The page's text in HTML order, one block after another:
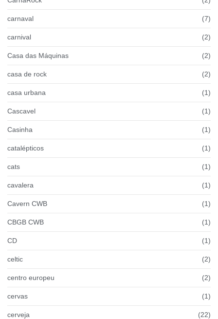
carnaval (7)
carnival (2)
Casa das Máquinas (2)
casa de rock (2)
casa urbana (1)
Cascavel (1)
Casinha (1)
catalépticos (1)
cats (1)
cavalera (1)
Cavern CWB (1)
CBGB CWB (1)
CD (1)
celtic (2)
centro europeu (2)
cervas (1)
cerveja (22)